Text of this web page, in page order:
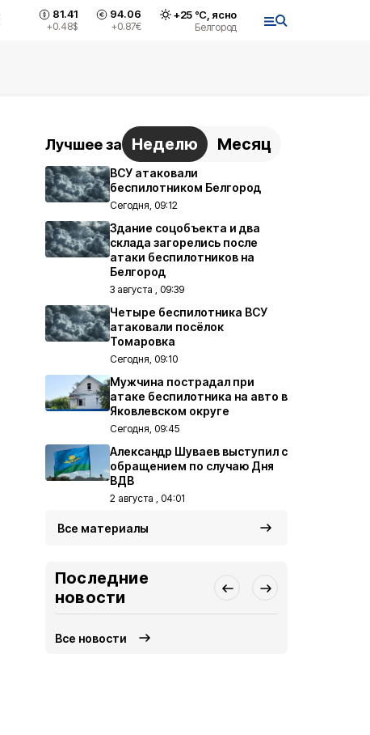
81.41
+0.48$
94.06
+0.87€
+25°С, ясно
Белгород
Лучшее за Неделю Месяц
ВСУ атаковали
беспилотником Белгород
Сегодня, 09:12
Здание соцобъекта и два
склада загорелись после
атаки беспилотников на
Белгород
3 августа , 09:39
Четыре беспилотника ВСУ
атаковали посёлок
Томаровка
Сегодня, 09:10
Мужчина пострадал при
атаке беспилотника на авто в
Яковлевском округе
Сегодня, 09:45
Александр Шуваев выступил с
обращением по случаю Дня
ВДВ
2 августа , 04:01
Все материалы
Последние
новости
Все новости